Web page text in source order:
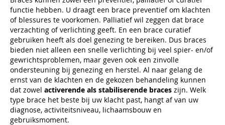
functie hebben. U draagt een brace preventief om klachten
of blessures te voorkomen. Palliatief wil zeggen dat brace
verzachting of verlichting geeft. En een brace curatief
gebruiken heeft als doel genezing te bereiken. Dus braces
bieden niet alleen een snelle verlichting bij veel spier- en/of
gewrichtsproblemen, maar geven ook een zinvolle
ondersteuning bij genezing en herstel. Al naar gelang de
ernst van de klachten en de gekozen behandeling kunnen
dat zowel activerende als stabiliserende braces zijn. Welk
type brace het beste bij uw klacht past, hangt af van uw
diagnose, activiteitsniveau, lichaamsbouw en
gebruiksmoment.